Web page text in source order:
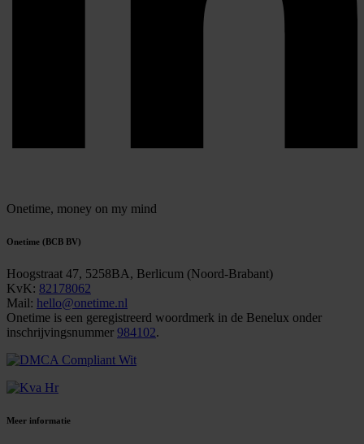
Onetime, money on my mind
Onetime (BCB BV)
Hoogstraat 47, 5258BA, Berlicum (Noord-Brabant)
KvK: 82178062
Mail: hello@onetime.nl
Onetime is een geregistreerd woordmerk in de Benelux onder
inschrijvingsnummer 984102.
Meer informatie